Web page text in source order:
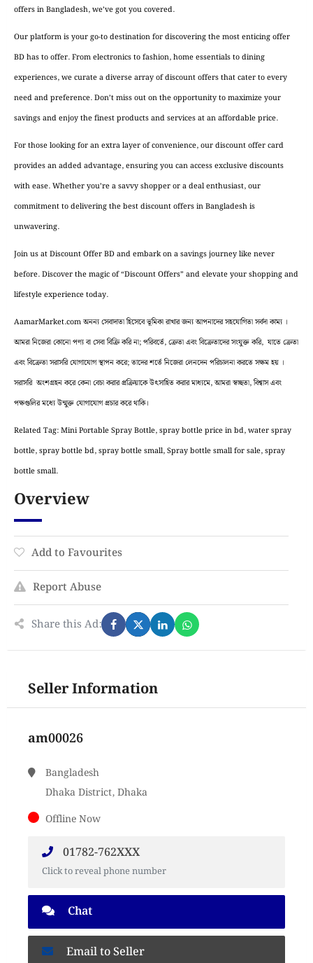
offers in Bangladesh, we’ve got you covered.
Our platform is your go-to destination for discovering the most enticing offer
BD has to offer. From electronics to fashion, home essentials to dining
experiences, we curate a diverse array of discount offers that cater to every
need and preference. Don’t miss out on the opportunity to maximize your
savings and enjoy the finest products and services at an affordable price.
For those looking for an extra layer of convenience, our discount offer card
provides an added advantage, ensuring you can access exclusive discounts
with ease. Whether you’re a savvy shopper or a deal enthusiast, our
commitment to delivering the best discount offers in Bangladesh is
unwavering.
Join us at Discount Offer BD and embark on a savings journey like never
before. Discover the magic of “Discount Offers” and elevate your shopping and
lifestyle experience today.
AamarMarket.com অনন্য সেবাদাতা হিসেবে ভূমিকা রাখার জন্য আপনাদের সহযোগিতা সর্বদা কাম্য ।
আমরা নিজেরা কোনো পণ্য বা সেবা বিক্রি করি না; পরিবর্তে, ক্রেতা এবং বিক্রেতাদের সংযুক্ত করি, যাতে ক্রেতা
এবং বিক্রেতা সরাসরি যোগাযোগ স্থাপন করে; তাদের শর্তে নিজেরা লেনদেন পরিচালনা করতে সক্ষম হয় ।
সরাসরি অংশগ্রহন করে কেনা বেচা করার প্রক্রিয়াকে উৎসাহিত করার মাধ্যমে, আমরা স্বচ্ছতা, বিশ্বাস এবং
পক্ষগুলির মধ্যে উন্মুক্ত যোগাযোগ প্রচার করে থাকি।
Related Tag: Mini Portable Spray Bottle, spray bottle price in bd, water spray
bottle, spray bottle bd, spray bottle small, Spray bottle small for sale, spray
bottle small.
Overview
Add to Favourites
Report Abuse
Share this Ad:
Seller Information
am00026
Bangladesh
Dhaka District, Dhaka
Offline Now
01782-762XXX
Click to reveal phone number
Chat
Email to Seller